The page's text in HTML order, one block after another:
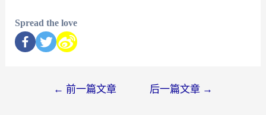
Spread the love
← 前一篇文章 后一篇文章 →